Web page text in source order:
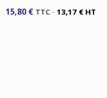
15,80 € TTC - 13,17 € HT